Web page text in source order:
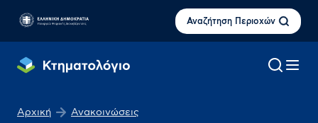
Αναζήτηση Περιοχών
Αρχική Ανακοινώσεις